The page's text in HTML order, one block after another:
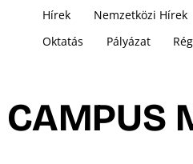
Hírek
Nemzetközi Hírek
Oktatás
Pályázat
CAMPUS